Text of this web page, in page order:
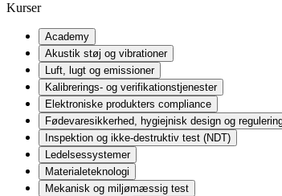
Kurser
Academy
Akustik støj og vibrationer
Luft, lugt og emissioner
Kalibrerings- og verifikationstjenester
Elektroniske produkters compliance
Fødevaresikkerhed, hygiejnisk design og
Inspektion og ikke-destruktiv test (NDT)
Ledelsessystemer
Materialeteknologi
Mekanisk og miljømæssig test